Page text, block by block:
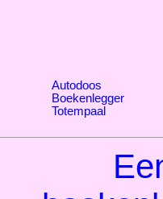
Autodoos
Boekenlegger
Totempaal